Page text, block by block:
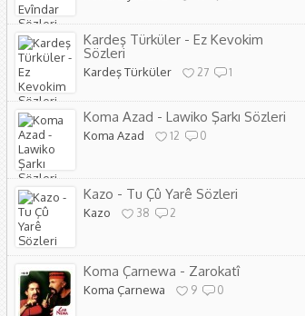
Kardeş Türküler - Ez Kevokim
Sözleri
Kardeş Türküler 27 1
Koma Azad - Lawiko Şarkı Sözleri
Koma Azad 12 0
Kazo - Tu Çû Yarê Sözleri
Kazo 38 2
Koma Çarnewa - Zarokatî
Koma Çarnewa 9 0